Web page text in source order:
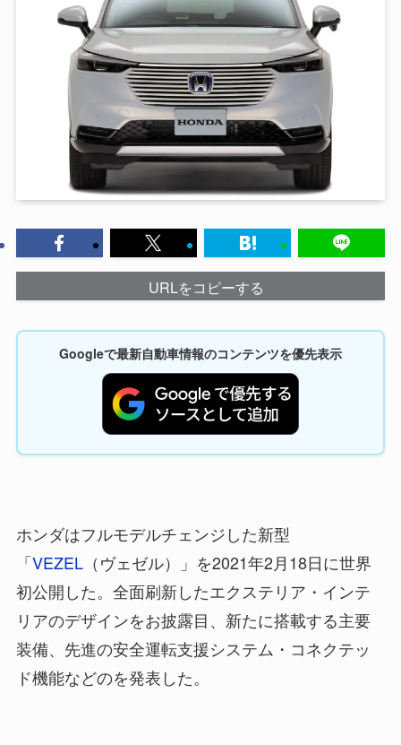
URLをコピーする
Googleで最新自動車情報のコンテンツを優先表示
ホンダはフルモデルチェンジした新型
「VEZEL（ヴェゼル）」を2021年2月18日に世界
初公開した。全面刷新したエクステリア・インテ
リアのデザインをお披露目、新たに搭載する主要
装備、先進の安全運転支援システム・コネクテッ
ド機能などのを発表した。